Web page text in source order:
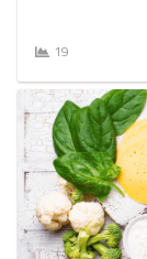
19